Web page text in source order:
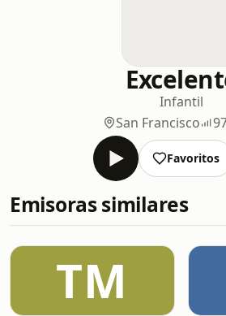
Infantil
San Francisco
Favoritos
Emisoras similares
TM